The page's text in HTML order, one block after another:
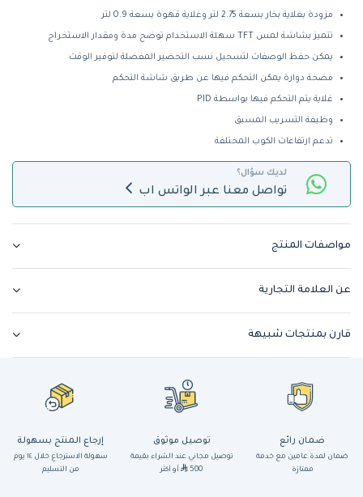
مزودة بغلاية بخار بسعة 2.75 لتر وغلاية قهوة بسعة 0.9 لتر
تتميز بشاشة لمس TFT سهلة الاستخدام توضح مدة ومقدار الاستخراج
يمكن حفظ الوصفات لتسجيل نسب التحضير المفضلة لتوفير الوقت
مضخة دوارة يمكن التحكم فيها عن طريق شاشة التحكم
غلاية يتم التحكم فيها بواسطة PID
وظيفة التسريب المسبق
تدعم ارتفاعات الكوب المختلفة
لديك سؤال؟
تواصل معنا عبر الواتس اب
مواصفات المنتج
عن العلامة التجارية
قارن بمنتجات شبيهة
ضمان رائع
ضمان لمدة عامين مع خدمة
ممتازة
توصيل موثوق
توصيل مجاني عند الشراء بقيمة
500
أو أكثر
إرجاع المنتج بسهولة
سهولة الاسترجاع خلال ١٤ يوم
من التسليم